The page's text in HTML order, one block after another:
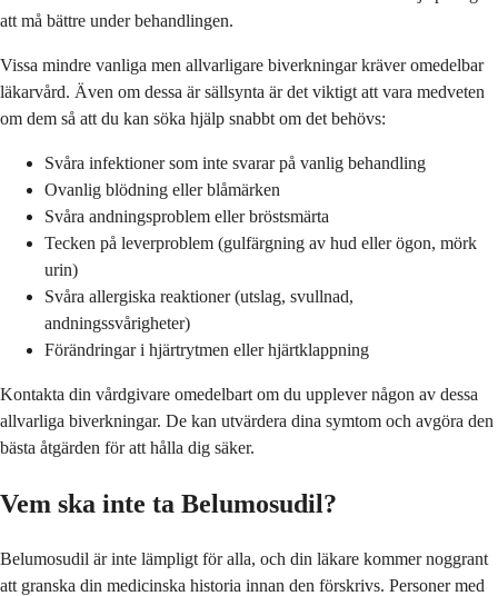
att må bättre under behandlingen.
Vissa mindre vanliga men allvarligare biverkningar kräver omedelbar
läkarvård. Även om dessa är sällsynta är det viktigt att vara medveten
om dem så att du kan söka hjälp snabbt om det behövs:
Svåra infektioner som inte svarar på vanlig behandling
Ovanlig blödning eller blåmärken
Svåra andningsproblem eller bröstsmärta
Tecken på leverproblem (gulfärgning av hud eller ögon, mörk
urin)
Svåra allergiska reaktioner (utslag, svullnad,
andningssvårigheter)
Förändringar i hjärtrytmen eller hjärtklappning
Kontakta din vårdgivare omedelbart om du upplever någon av dessa
allvarliga biverkningar. De kan utvärdera dina symtom och avgöra den
bästa åtgärden för att hålla dig säker.
Vem ska inte ta Belumosudil?
Belumosudil är inte lämpligt för alla, och din läkare kommer noggrant
att granska din medicinska historia innan den förskrivs. Personer med